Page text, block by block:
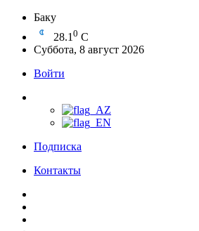
Баку
28.1 0 C
Суббота, 8 август 2026
Войти
Подписка
Контакты